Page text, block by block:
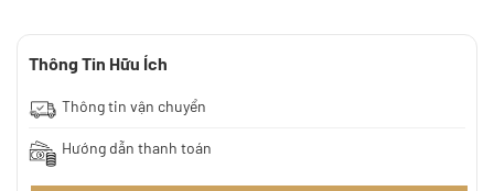
Thông Tin Hữu Ích
Thông tin vận chuyển
Hướng dẫn thanh toán